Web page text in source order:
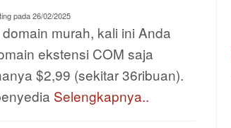
pada26/02/2025
murah, kali ini Anda
ekstensi COM saja
$2,99 (sekitar 36ribuan).
Selengkapnya..